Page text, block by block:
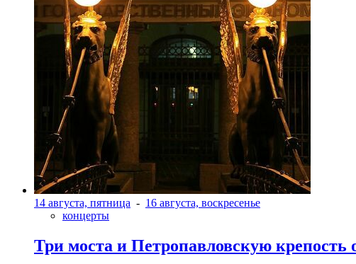
14 августа, пятница - 16 августа, воскресенье
концерты
Три моста и Петропавловскую крепость